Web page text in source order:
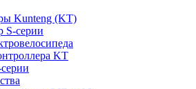
Kunteng (KT)
S-серии
KT